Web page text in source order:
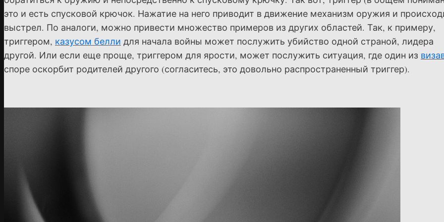
это и есть спусковой крючок. Нажатие на него приводит в движение механизм оружия и
выстрел. По аналоги, можно привести множество примеров из других областей. Так, к примеру,
триггером, казусом белли для начала войны может послужить убийство одной страной, лидера
другой. Или если еще проще, триггером для ярости, может послужить ситуация, где один из
споре оскорбит родителей другого (согласитесь, это довольно распространенный триггер).